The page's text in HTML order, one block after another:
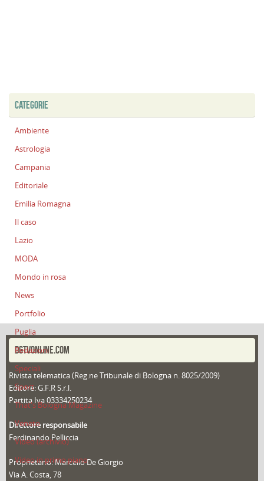
CATEGORIE
Ambiente
Astrologia
Campania
Editoriale
Emilia Romagna
Il caso
Lazio
MODA
Mondo in rosa
News
Portfolio
Puglia
Redazioni
Speciali
Sport
That's Bologna Magazine
Veneto
Video (archivio)
Video in primo piano
DGTVONLINE.COM
Rivista telematica (Reg.ne Tribunale di Bologna n. 8025/2009)
Editore: G.F.R S.r.l.
Partita Iva 03334250234
Direttore responsabile
Ferdinando Pelliccia
Proprietario: Marcello De Giorgio
Via A. Costa, 78